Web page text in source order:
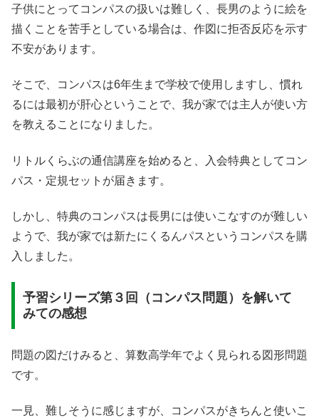
子供にとってコンパスの扱いは難しく、長男のように絵を
描くことを苦手としている場合は、作図に拒否反応を示す
不安があります。
そこで、コンパスは6年生まで学校で使用しますし、慣れ
るには最初が肝心ということで、我が家では主人が使い方
を教えることになりました。
リトルくらぶの通信講座を始めると、入会特典としてコン
パス・定規セットが届きます。
しかし、特典のコンパスは長男には使いこなすのが難しい
ようで、我が家では新たにくるんパスというコンパスを購
入しました。
予習シリーズ第３回（コンパス問題）を解いて
みての感想
問題の図だけみると、算数高学年でよく見られる図形問題
です。
一見、難しそうに感じますが、コンパスがきちんと使いこ